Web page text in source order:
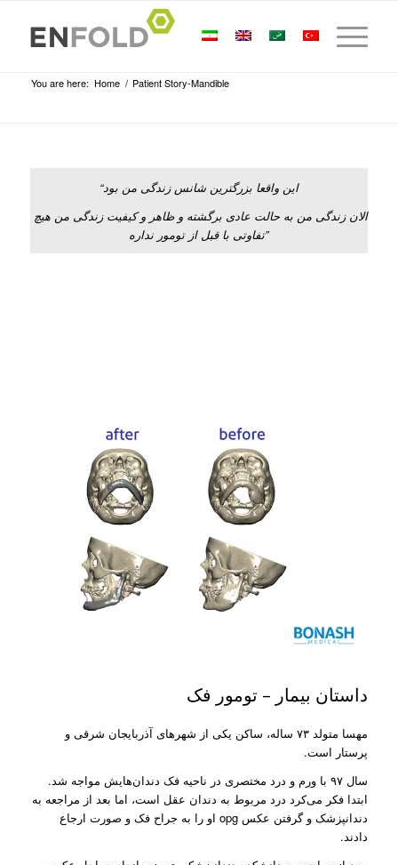
You are here: Home / Patient Story-Mandible
“این واقعا بزرگترین شانس زندگی من بود
الان زندگی من به حالت عادی برگشته و ظاهر و کیفیت زندگی من هیچ
تفاوتی با قبل از تومور نداره”
داستان بیمار – تومور فک
مهسا متولد ۷۳ ساله، ساکن یکی از شهرهای آذربایجان شرقی‌ و
پرستار است.
سال ۹۷ با ورم و درد مختصری در ناحیه فک دندان‌هایش مواجه شد.
ابتدا فکر می‌کرد درد مربوط به دندان عقل است، اما بعد از مراجعه به
دندانپزشک و گرفتن عکس opg او را به جراح فک و صورت ارجاع
دادند.